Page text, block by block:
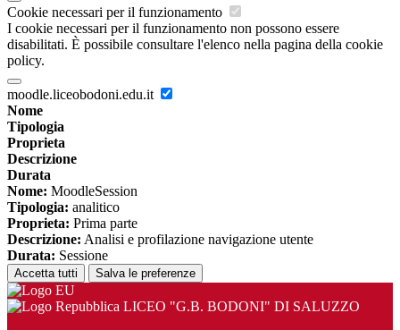
Cookie necessari per il funzionamento
I cookie necessari per il funzionamento non possono essere
disabilitati. È possibile consultare l'elenco nella pagina della cookie
policy.
moodle.liceobodoni.edu.it
Nome
Tipologia
Proprieta
Descrizione
Durata
Nome: MoodleSession
Tipologia: analitico
Proprieta: Prima parte
Descrizione: Analisi e profilazione navigazione utente
Durata: Sessione
Accetta tutti Salva le preferenze
LICEO "G.B. BODONI" DI SALUZZO